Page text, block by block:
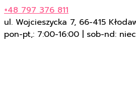
+48 797 376 811
ul. Wojcieszycka 7, 66-415
pon-pt,: 7:00-16:00 | sob-nd: